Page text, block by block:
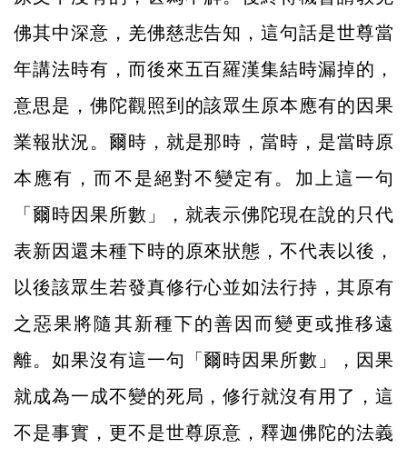
佛其中深意，羌佛慈悲告知，這句話是世尊當
年講法時有，而後來五百羅漢集結時漏掉的，
意思是，佛陀觀照到的該眾生原本應有的因果
業報狀況。爾時，就是那時，當時，是當時原
本應有，而不是絕對不變定有。加上這一句
「爾時因果所數」，就表示佛陀現在說的只代
表新因還未種下時的原來狀態，不代表以後，
以後該眾生若發真修行心並如法行持，其原有
之惡果將隨其新種下的善因而變更或推移遠
離。如果沒有這一句「爾時因果所數」，因果
就成為一成不變的死局，修行就沒有用了，這
不是事實，更不是世尊原意，釋迦佛陀的法義